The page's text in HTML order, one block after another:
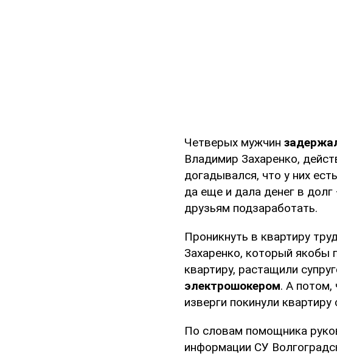
Четверых мужчин
Владимир Захаренко,
догадывался, что у них
да еще и дала денег в
друзьям подзаработать.
Проникнуть в квартиру
Захаренко, который якобы
квартиру, растащили
электрошокером. А потом,
изверги покинули
По словам помощника
информации СУ